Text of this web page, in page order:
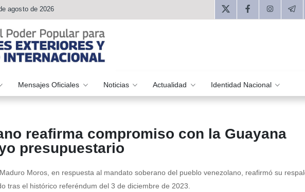
agosto de 2026
Mensajes Oficiales Noticias Actualidad Identidad Nacional
reafirma compromiso con la Guayana
presupuestario
Moros, en respuesta al mandato soberano del pueblo venezolano, reafirmó su
tras el histórico referéndum del 3 de diciembre de 2023.